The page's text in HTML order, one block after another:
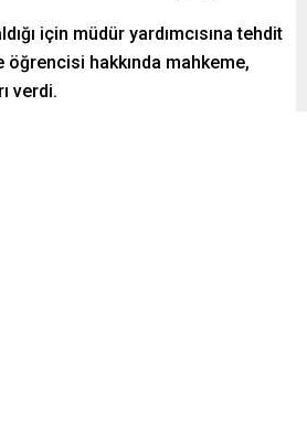
için müdür yardımcısına tehdit
öğrencisi hakkında mahkeme,
verdi.